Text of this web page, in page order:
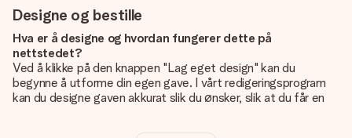
Designe og bestille
Hva er å designe og hvordan fungerer dette på
nettstedet?
Ved å klikke på den knappen "Lag eget design" kan du
begynne å utforme din egen gave. I vårt redigeringsprogram
kan du designe gaven akkurat slik du ønsker, slik at du får en